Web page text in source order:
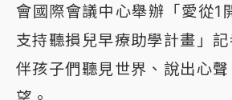
會國際會議中心舉辦「愛從1
支持聽損兒早療助學計畫」
伴孩子們聽見世界、說出心